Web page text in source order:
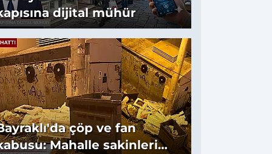
dijital mühür
çöp ve fan
Mahalle sakinleri